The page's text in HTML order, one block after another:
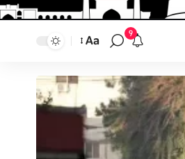
9
تغيير
النص
Aa